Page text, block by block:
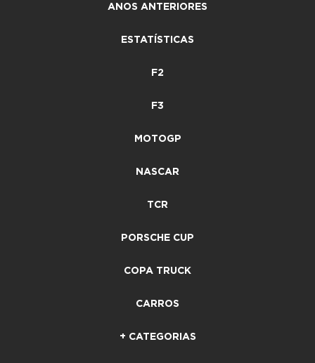
ANOS ANTERIORES
ESTATÍSTICAS
F2
F3
MOTOGP
NASCAR
TCR
PORSCHE CUP
COPA TRUCK
CARROS
+ CATEGORIAS